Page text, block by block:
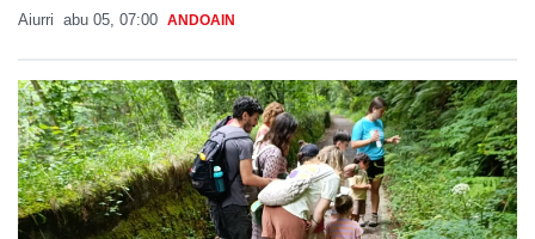
Aiurri abu 05, 07:00 ANDOAIN